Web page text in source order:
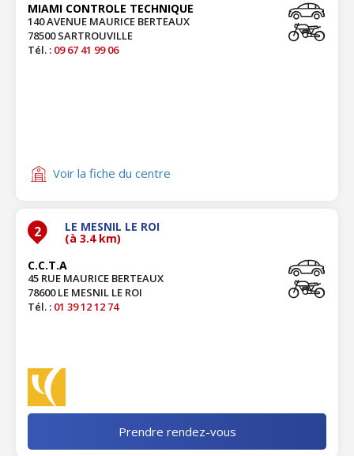
MIAMI CONTROLE TECHNIQUE
140 AVENUE MAURICE BERTEAUX
78500 SARTROUVILLE
Tél. : 09 67 41 99 06
Voir la fiche du centre
2 LE MESNIL LE ROI
(à 3.4 km)
C.C.T.A
45 RUE MAURICE BERTEAUX
78600 LE MESNIL LE ROI
Tél. : 01 39 12 12 74
Prendre rendez-vous